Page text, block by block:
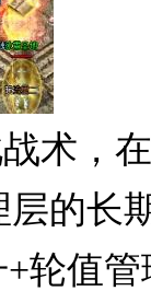
术，
的长
轮值